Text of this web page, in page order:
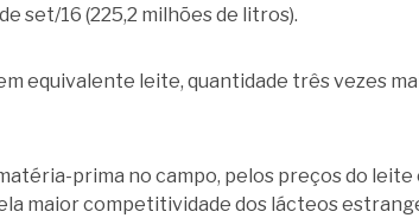
set/16 (225,2 milhões de litros).
equivalente leite, quantidade três vezes
prima no campo, pelos preços do leite
maior competitividade dos lácteos